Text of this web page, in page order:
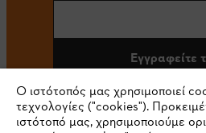
Εγγραφείτε
Ο ιστότοπός μας χρησιμοποιεί
τεχνολογίες ("cookies").
ιστότοπό μας, χρησιμοποιούμε